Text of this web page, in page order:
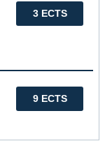
3 ECTS
9 ECTS